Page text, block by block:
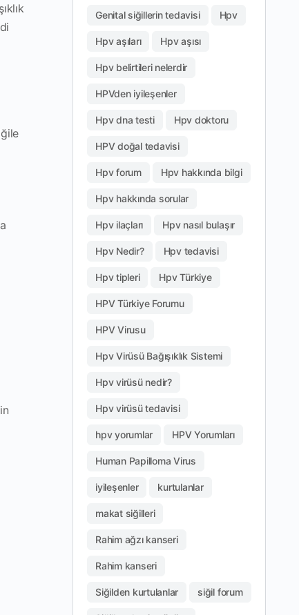
Genital siğillerin tedavisi Hpv
Hpv aşıları Hpv aşısı
Hpv belirtileri nelerdir
HPVden iyileşenler
Hpv dna testi Hpv doktoru
HPV doğal tedavisi
Hpv forum Hpv hakkında bilgi
Hpv hakkında sorular
Hpv ilaçları Hpv nasıl bulaşır
Hpv Nedir? Hpv tedavisi
Hpv tipleri Hpv Türkiye
HPV Türkiye Forumu
HPV Virusu
Hpv Virüsü Bağışıklık Sistemi
Hpv virüsü nedir?
Hpv virüsü tedavisi
hpv yorumlar HPV Yorumları
Human Papilloma Virus
iyileşenler kurtulanlar
makat siğilleri
Rahim ağzı kanseri
Rahim kanseri
Siğilden kurtulanlar siğil forum